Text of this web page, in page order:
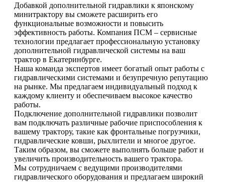
Добавкой дополнительной гидравлики к японскому
минитрактору вы сможете расширить его
функциональные возможности и повысить
эффективность работы. Компания ПСМ – сервисные
технологии предлагает профессиональную установку
дополнительной гидравлической системы на ваш
трактор в Екатеринбурге.
Наша команда экспертов имеет богатый опыт работы с
гидравлическими системами и безупречную репутацию
на рынке. Мы предлагаем индивидуальный подход к
каждому клиенту и обеспечиваем высокое качество
работы.
Подключение дополнительной гидравлики позволит
вам подключать различные рабочие приспособления к
вашему трактору, такие как фронтальные погрузчики,
гидравлические ковши, рыхлители и многое другое.
Таким образом, вы сможете выполнять больше работ и
увеличить производительность вашего трактора.
Мы сотрудничаем с ведущими производителями
гидравлического оборудования и предлагаем широкий